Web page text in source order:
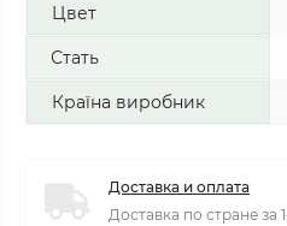
Цвет
Стать
Країна виробник
Доставка и оплата
Доставка по стране за